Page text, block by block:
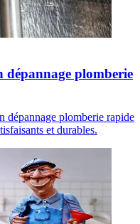
dépannage plomberie
dépannage plomberie rapide
et durables.